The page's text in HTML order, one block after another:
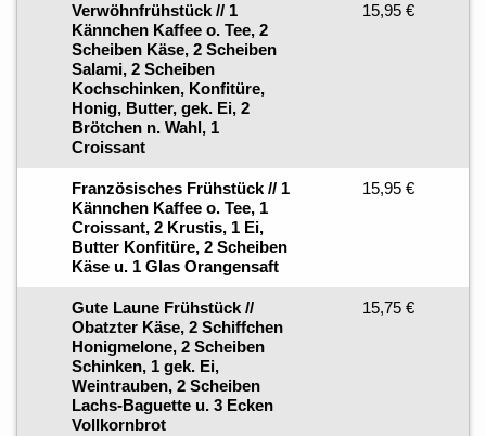
Verwöhnfrühstück // 1
Kännchen Kaffee o. Tee, 2
Scheiben Käse, 2 Scheiben
Salami, 2 Scheiben
Kochschinken, Konfitüre,
Honig, Butter, gek. Ei, 2
Brötchen n. Wahl, 1
Croissant
15,95 €
Französisches Frühstück // 1
Kännchen Kaffee o. Tee, 1
Croissant, 2 Krustis, 1 Ei,
Butter Konfitüre, 2 Scheiben
Käse u. 1 Glas Orangensaft
15,95 €
Gute Laune Frühstück //
Obatzter Käse, 2 Schiffchen
Honigmelone, 2 Scheiben
Schinken, 1 gek. Ei,
Weintrauben, 2 Scheiben
Lachs-Baguette u. 3 Ecken
Vollkornbrot
15,75 €